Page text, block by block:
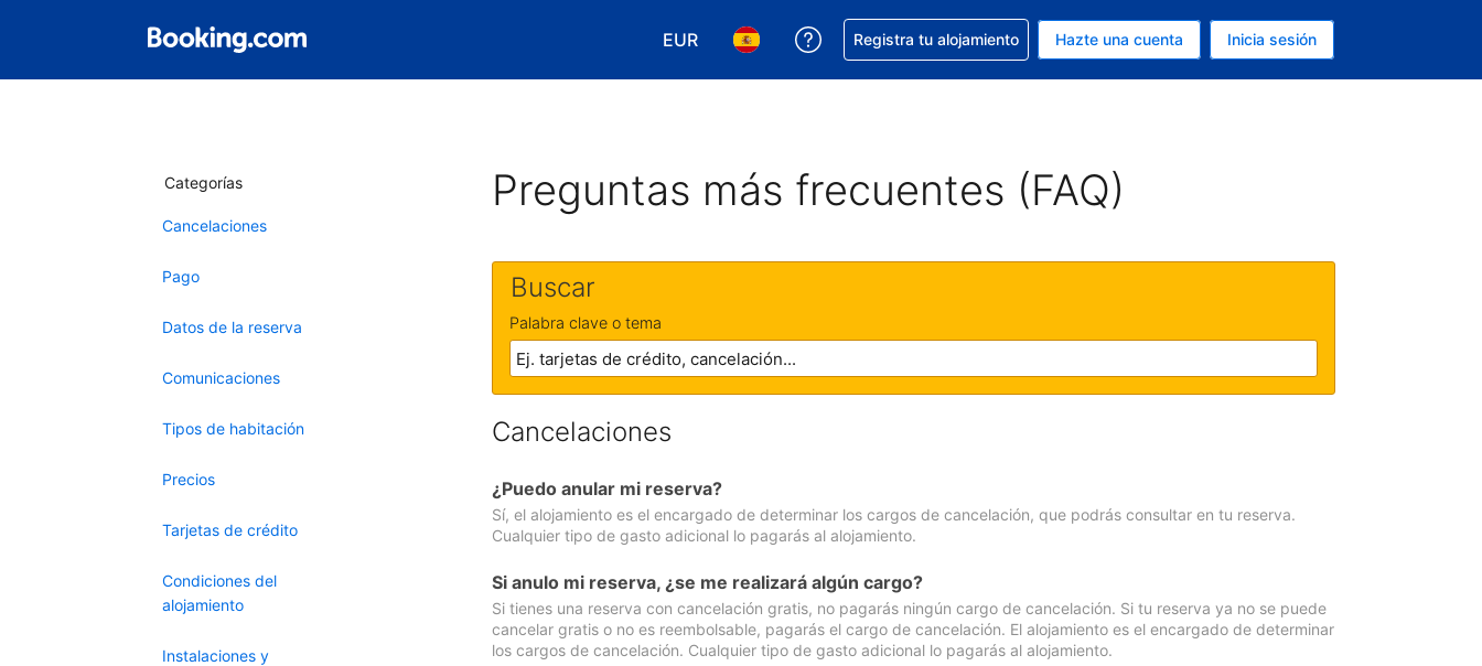
EUR
Elegir tu moneda. Tu moneda actual es EUR
Elegir el idioma que prefieres. Tu idioma actual es Español
Obtener ayuda con la reserva
Registra tu alojamiento Hazte una cuenta Inicia sesión
Categorías
Cancelaciones
Pago
Datos de la reserva
Comunicaciones
Tipos de habitación
Precios
Tarjetas de crédito
Condiciones del
alojamiento
Instalaciones y
Preguntas más frecuentes (FAQ)
Buscar
Palabra clave o tema
Cancelaciones
¿Puedo anular mi reserva?
Sí, el alojamiento es el encargado de determinar los cargos de cancelación, que podrás consultar en tu reserva.
Cualquier tipo de gasto adicional lo pagarás al alojamiento.
Si anulo mi reserva, ¿se me realizará algún cargo?
Si tienes una reserva con cancelación gratis, no pagarás ningún cargo de cancelación. Si tu reserva ya no se puede
cancelar gratis o no es reembolsable, pagarás el cargo de cancelación. El alojamiento es el encargado de determinar
los cargos de cancelación. Cualquier tipo de gasto adicional lo pagarás al alojamiento.